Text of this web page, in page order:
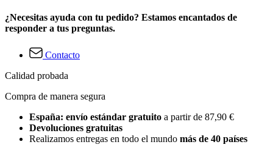
¿Necesitas ayuda con tu pedido? Estamos encantados de
responder a tus preguntas.
Contacto
Calidad probada
Compra de manera segura
España: envío estándar gratuito a partir de 87,90 €
Devoluciones gratuitas
Realizamos entregas en todo el mundo más de 40 países